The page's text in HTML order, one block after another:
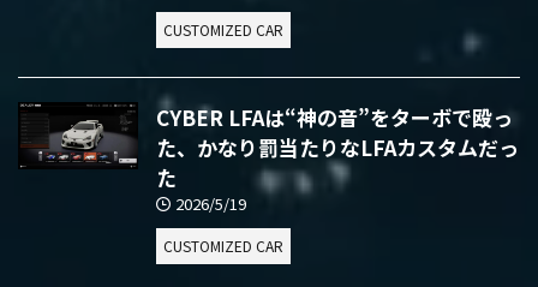
CUSTOMIZED CAR
CYBER LFAは“神の音”をターボで殴っ
た、かなり罰当たりなLFAカスタムだっ
た
2026/5/19
CUSTOMIZED CAR